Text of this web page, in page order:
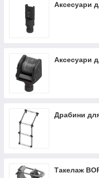
Аксесуари
Аксесуари
Драбини
Такелаж